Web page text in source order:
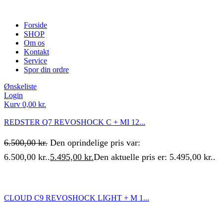
Forside
SHOP
Om os
Kontakt
Service
Spor din ordre
Ønskeliste
Login
Kurv 0,00 kr.
REDSTER Q7 REVOSHOCK C + MI 12...
6.500,00kr. Den oprindelige pris var:
6.500,00 kr..5.495,00 kr.Den aktuelle pris er: 5.495,00 kr..
CLOUD C9 REVOSHOCK LIGHT + M 1...